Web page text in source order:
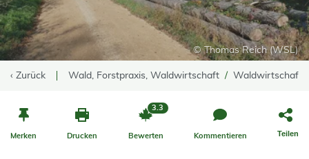
© Thomas Reich (WSL)
‹ Zurück Wald, Forstpraxis, Waldwirtschaft Waldwirtschaft
Merken Drucken Bewerten
3.3
Kommentieren Teilen